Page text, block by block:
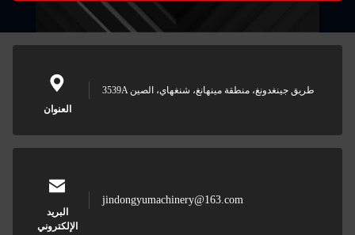
العنوان
3539A طريق جينغدونغ، منطقة مينهانغ، شنغهاي، الصين
البريد
الإلكتروني
jindongyumachinery@163.com